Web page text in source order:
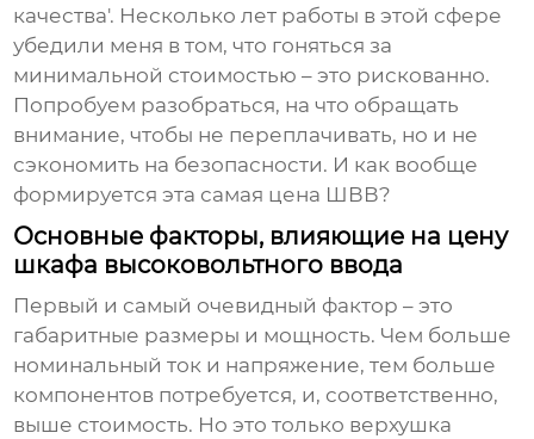
качества'. Несколько лет работы в этой сфере
убедили меня в том, что гоняться за
минимальной стоимостью – это рискованно.
Попробуем разобраться, на что обращать
внимание, чтобы не переплачивать, но и не
сэкономить на безопасности. И как вообще
формируется эта самая цена ШВВ?
Основные факторы, влияющие на цену
шкафа высоковольтного ввода
Первый и самый очевидный фактор – это
габаритные размеры и мощность. Чем больше
номинальный ток и напряжение, тем больше
компонентов потребуется, и, соответственно,
выше стоимость. Но это только верхушка